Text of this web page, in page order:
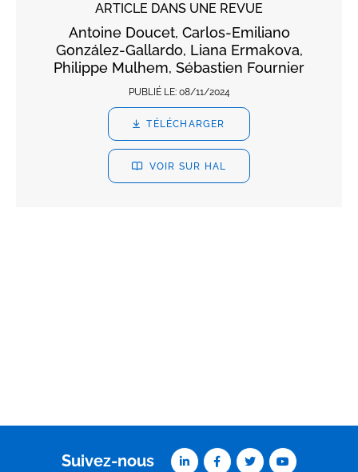
ARTICLE DANS UNE REVUE
Antoine Doucet, Carlos-Emiliano
González-Gallardo, Liana Ermakova,
Philippe Mulhem, Sébastien Fournier
PUBLIÉ LE: 08/11/2024
TÉLÉCHARGER
VOIR SUR HAL
Suivez-nous